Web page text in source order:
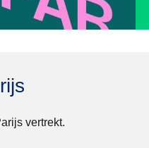
vertrekt.